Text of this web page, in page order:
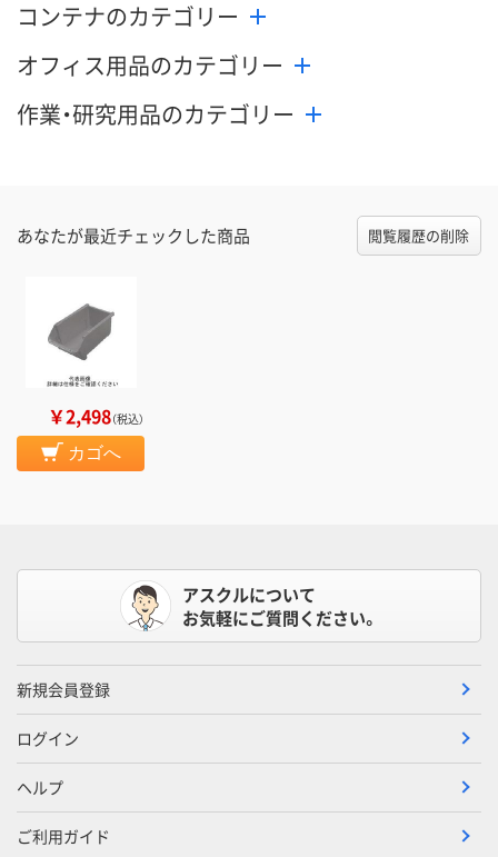
コンテナのカテゴリー
オフィス用品のカテゴリー
作業・研究用品のカテゴリー
あなたが最近チェックした商品 閲覧履歴の削除
￥2,498（税込）
カゴへ
アスクルについて
お気軽にご質問ください。
新規会員登録
ログイン
ヘルプ
ご利用ガイド